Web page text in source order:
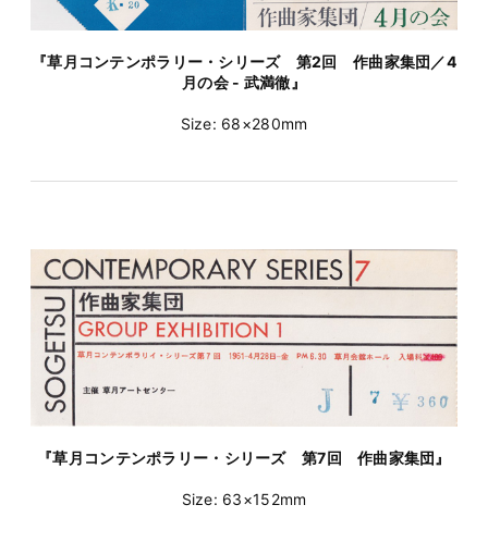
『草月コンテンポラリー・シリーズ 第2回 作曲家集団／4
月の会 - 武満徹』
Size: 68×280mm
『草月コンテンポラリー・シリーズ 第7回 作曲家集団』
Size: 63×152mm